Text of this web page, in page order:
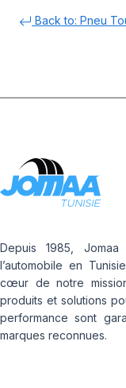
Back to: Pneu
Depuis 1985,
l’automobile en
cœur de notre
produits et solutions
performance sont
marques reconnues.